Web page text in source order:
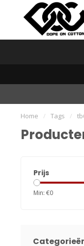
Home / Tags /
Prijs
Min: €0